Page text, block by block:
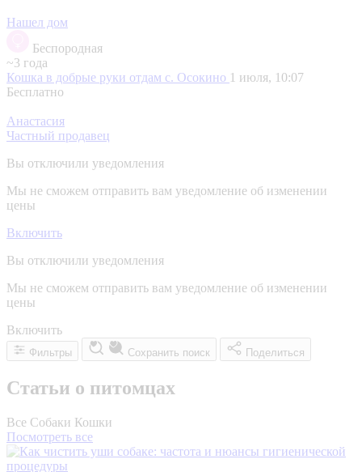
Нашел дом
Беспородная
~3 года
Кошка в добрые руки отдам с. Осокино 1 июля, 10:07
Бесплатно
Анастасия
Частный продавец
Вы отключили уведомления
Мы не сможем отправить вам уведомление об изменении
цены
Включить
Вы отключили уведомления
Мы не сможем отправить вам уведомление об изменении
цены
Включить
Фильтры Сохранить поиск Поделиться
Статьи о питомцах
Все Собаки Кошки
Посмотреть все